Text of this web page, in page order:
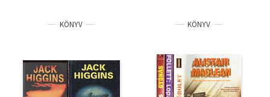
KÖNYV KÖNYV